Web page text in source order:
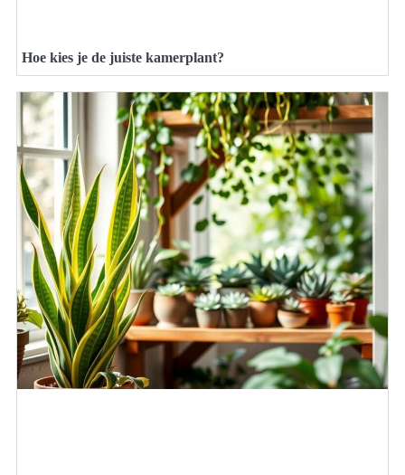
Hoe kies je de juiste kamerplant?